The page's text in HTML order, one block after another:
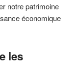
notre patrimoine
économique
les